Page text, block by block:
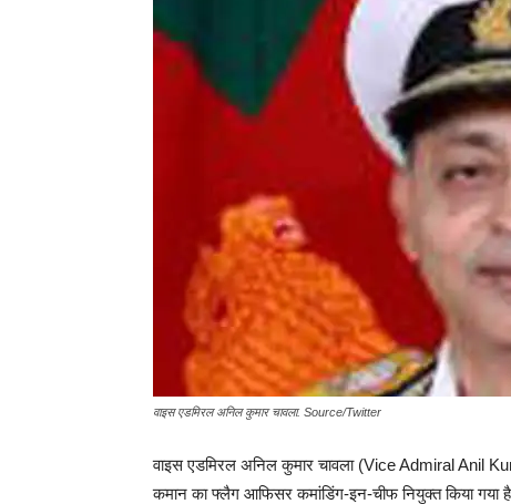
वाइस एडमिरल अनिल कुमार चावला. Source/Twitter
वाइस एडमिरल अनिल कुमार चावला (Vice Admiral Anil
कमान का फ्लैग आफिसर कमांडिंग-इन-चीफ नियुक्त किया